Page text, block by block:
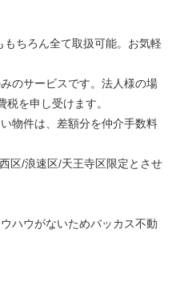
ちろん全て取扱可能。お気軽
のサービスです。法人様の場
を申し受けます。
物件は、差額分を仲介手数料
区/浪速区/天王寺区限定とさせ
ハウがないためバッカス不動